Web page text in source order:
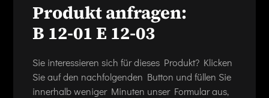
Produkt anfragen:
B 12-01 E 12-03
Sie interessieren sich für dieses Produkt? Klicken
Sie auf den nachfolgenden Button und füllen Sie
innerhalb weniger Minuten unser Formular aus,